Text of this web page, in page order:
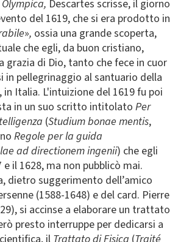
Olympica, Descartes scrisse, il giorno
del 1619, che si era prodotto in
», ossia una grande scoperta,
che egli, da buon cristiano,
grazia di Dio, tanto che fece in cuor
in pellegrinaggio al santuario della
Italia. L'intuizione del 1619 fu poi
in un suo scritto intitolato Per
(Studium bonae mentis,
Regole per la guida
ad directionem ingenii) che egli
il 1628, ma non pubblicò mai.
dietro suggerimento dell’amico
(1588-1648) e del card. Pierre
si accinse a elaborare un trattato
presto interruppe per dedicarsi a